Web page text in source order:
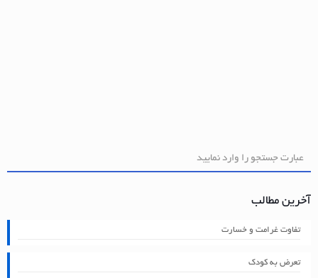
آخرین مطالب
تفاوت غرامت و خسارت
تعرض به کودک